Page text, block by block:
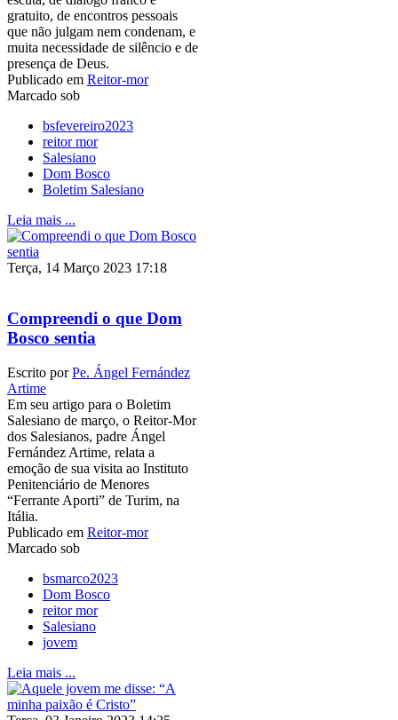
gratuito, de encontros pessoais
que não julgam nem condenam, e
muita necessidade de silêncio e de
presença de Deus.
Publicado em Reitor-mor
Marcado sob
bsfevereiro2023
reitor mor
Salesiano
Dom Bosco
Boletim Salesiano
Leia mais ...
Terça, 14 Março 2023 17:18
Compreendi o que Dom
Bosco sentia
Escrito porPe. Ángel Fernández
Artime
Em seu artigo para o Boletim
Salesiano de março, o Reitor-Mor
dos Salesianos, padre Ángel
Fernández Artime, relata a
emoção de sua visita ao Instituto
Penitenciário de Menores
“Ferrante Aporti” de Turim, na
Itália.
Publicado em Reitor-mor
Marcado sob
bsmarco2023
Dom Bosco
reitor mor
Salesiano
jovem
Leia mais ...